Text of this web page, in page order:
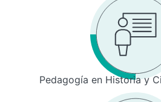
Pedagogía en Historia y